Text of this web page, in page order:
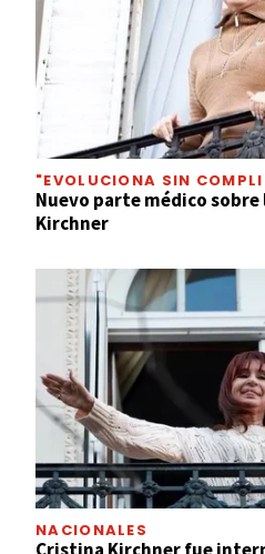
"EVOLUCIONA SIN
Nuevo parte médico
Kirchner
NACIONALES